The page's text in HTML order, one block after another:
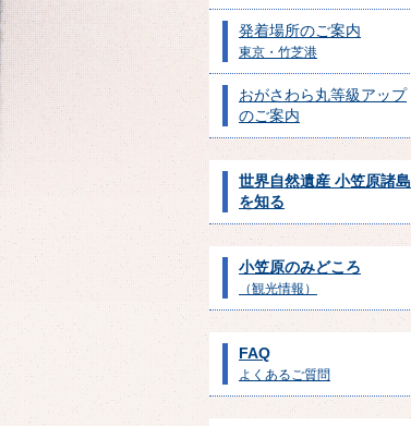
発着場所のご案内
東京・竹芝港
おがさわら丸等級アップ
のご案内
世界自然遺産 小笠原諸島
を知る
小笠原のみどころ
（観光情報）
FAQ
よくあるご質問